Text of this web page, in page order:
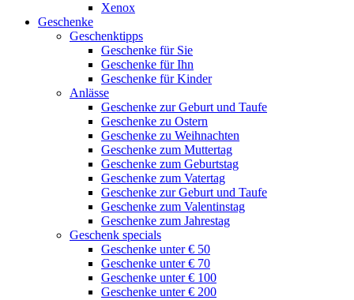
Xenox
Geschenke
Geschenktipps
Geschenke für Sie
Geschenke für Ihn
Geschenke für Kinder
Anlässe
Geschenke zur Geburt und Taufe
Geschenke zu Ostern
Geschenke zu Weihnachten
Geschenke zum Muttertag
Geschenke zum Geburtstag
Geschenke zum Vatertag
Geschenke zur Geburt und Taufe
Geschenke zum Valentinstag
Geschenke zum Jahrestag
Geschenk specials
Geschenke unter € 50
Geschenke unter € 70
Geschenke unter € 100
Geschenke unter € 200